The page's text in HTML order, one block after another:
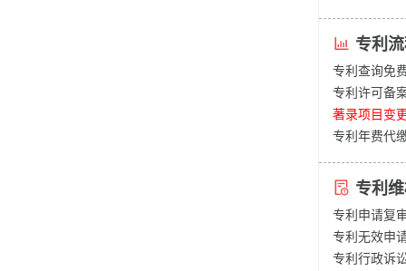
专利
专利查询免
专利许可备
著录项目变
专利年费代
专利
专利申请复
专利无效申
专利行政诉